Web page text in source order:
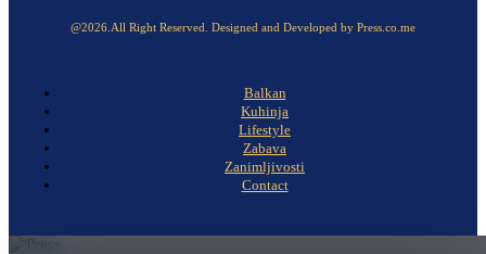
@2026.All Right Reserved. Designed and Developed by Press.co.me
Balkan
Kuhinja
Lifestyle
Zabava
Zanimljivosti
Contact